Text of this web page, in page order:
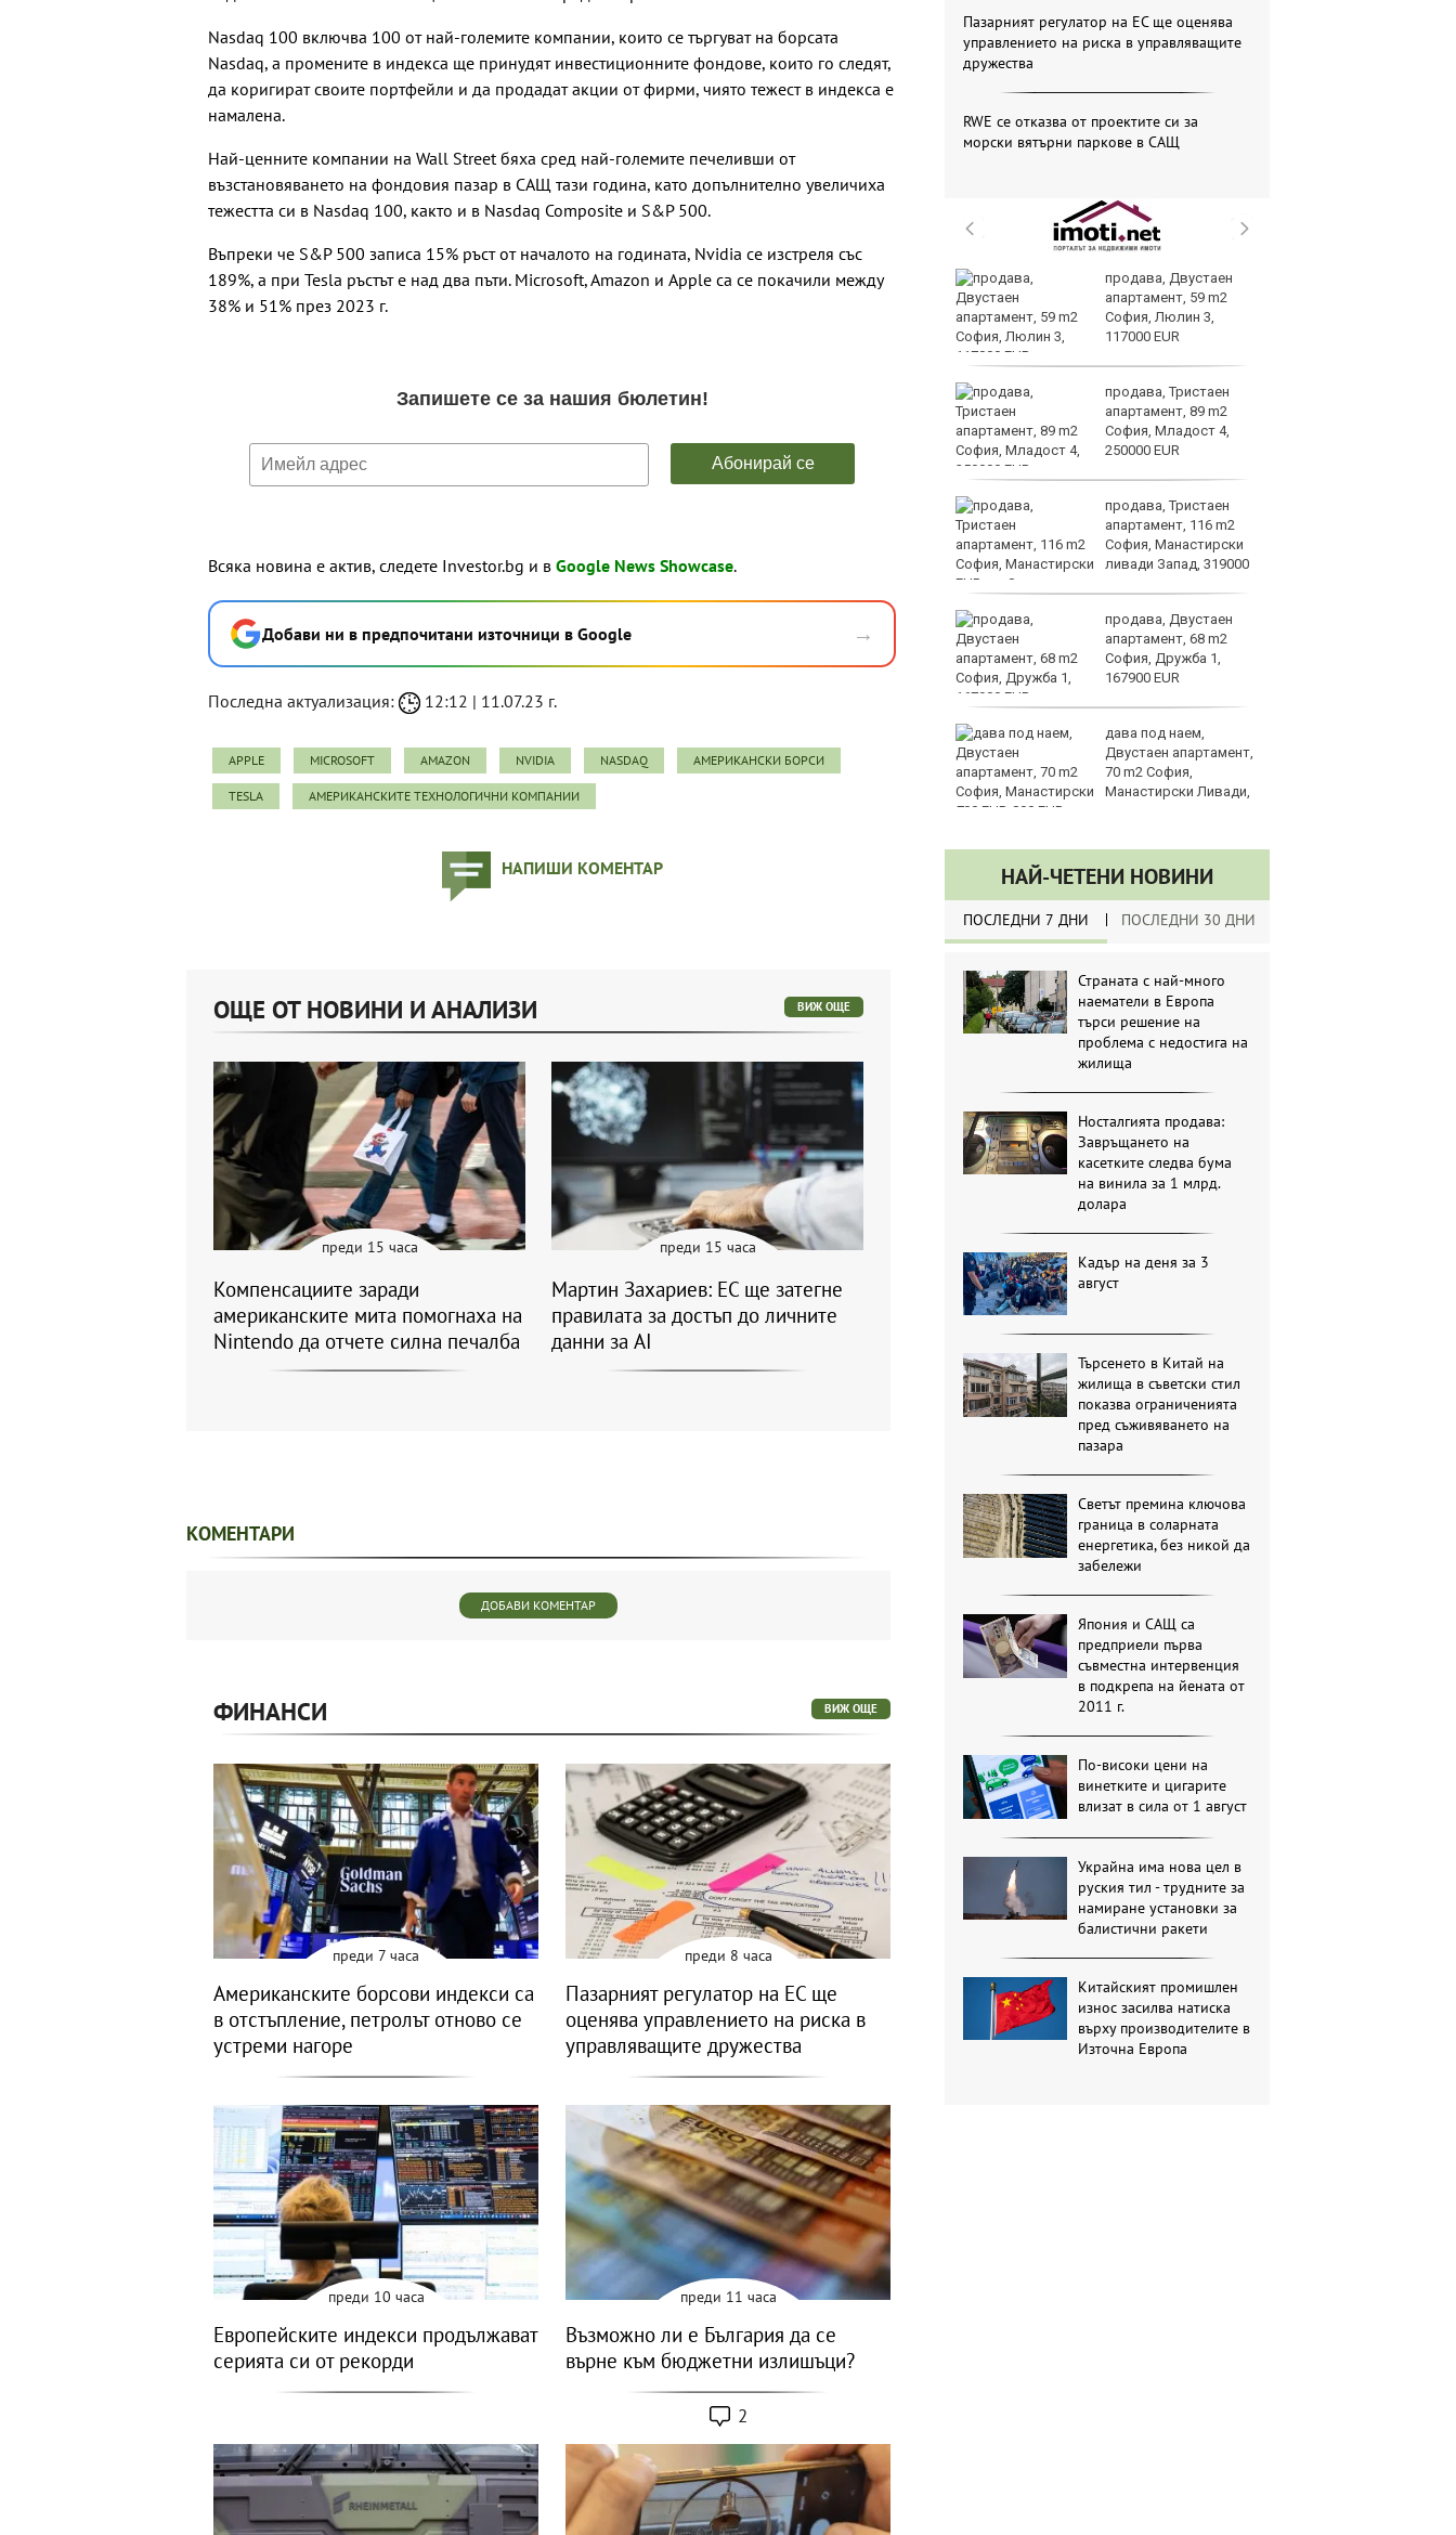
Nasdaq 100 включва 100 от най-големите компании, които се търгуват на борсата
Nasdaq, а промените в индекса ще принудят инвестиционните фондове, които го следят,
да коригират своите портфейли и да продадат акции от фирми, чиято тежест в индекса е
намалена.
Най-ценните компании на Wall Street бяха сред най-големите печеливши от
възстановяването на фондовия пазар в САЩ тази година, като допълнително увеличиха
тежестта си в Nasdaq 100, както и в Nasdaq Composite и S&P 500.
Въпреки че S&P 500 записа 15% ръст от началото на годината, Nvidia се изстреля със
189%, а при Tesla ръстът е над два пъти. Microsoft, Amazon и Apple са се покачили между
38% и 51% през 2023 г.
Всяка новина е актив, следете Investor.bg и в Google News Showcase.
Добави ни в предпочитани източници в Google →
Последна актуализация: 12:12 | 11.07.23 г.
APPLE MICROSOFT AMAZON NVIDIA NASDAQ АМЕРИКАНСКИ БОРСИ
TESLA АМЕРИКАНСКИТЕ ТЕХНОЛОГИЧНИ КОМПАНИИ
НАПИШИ КОМЕНТАР
Пазарният регулатор на ЕС ще оценява
управлението на риска в управляващите
дружества
RWE се отказва от проектите си за
морски вятърни паркове в САЩ
Винисиус Жуниор
4295 долара за унция
победителите в
Спартакиадата на ВМС
продава, Двустаен
апартамент, 59 m2
София, Люлин 3,
117000 EUR
продава, Тристаен
апартамент, 89 m2
София, Младост 4,
250000 EUR
продава, Тристаен
апартамент, 116 m2
София, Манастирски
ливади Запад, 319000
EUR
продава, Двустаен
апартамент, 68 m2
София, Дружба 1,
167900 EUR
дава под наем,
Двустаен апартамент,
70 m2 София,
Манастирски Ливади,
800 EUR
НАЙ-ЧЕТЕНИ НОВИНИ
ПОСЛЕДНИ 7 ДНИ ПОСЛЕДНИ 30 ДНИ
Страната с най-много
наематели в Европа
търси решение на
проблема с недостига на
жилища
Носталгията продава:
Завръщането на
касетките следва бума
на винила за 1 млрд.
долара
Кадър на деня за 3
август
Търсенето в Китай на
жилища в съветски стил
показва ограниченията
пред съживяването на
пазара
Светът премина ключова
граница в соларната
енергетика, без никой да
забележи
Япония и САЩ са
предприели първа
съвместна интервенция
в подкрепа на йената от
2011 г.
По-високи цени на
винетките и цигарите
влизат в сила от 1 август
Украйна има нова цел в
руския тил - трудните за
намиране установки за
балистични ракети
Китайският промишлен
износ засилва натиска
върху производителите в
Източна Европа
ОЩЕ ОТ НОВИНИ И АНАЛИЗИ ВИЖ ОЩЕ
преди 15 часа
Компенсациите заради
американските мита помогнаха на
Nintendo да отчете силна печалба
преди 15 часа
Мартин Захариев: ЕС ще затегне
правилата за достъп до личните
данни за AI
КОМЕНТАРИ
ДОБАВИ КОМЕНТАР
ФИНАНСИ ВИЖ ОЩЕ
преди 7 часа
Американските борсови индекси са
в отстъпление, петролът отново се
устреми нагоре
преди 8 часа
Пазарният регулатор на ЕС ще
оценява управлението на риска в
управляващите дружества
преди 10 часа
Европейските индекси продължават
серията си от рекорди
преди 11 часа
Възможно ли е България да се
върне към бюджетни излишъци?
2